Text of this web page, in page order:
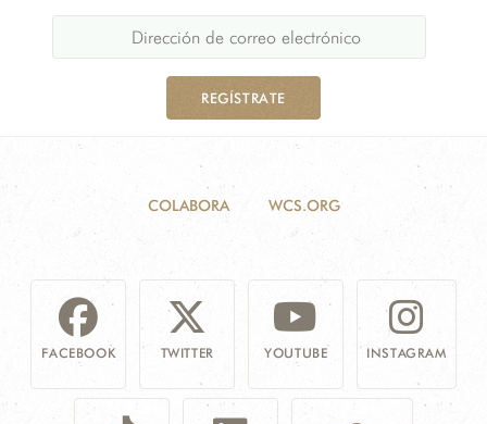
REGÍSTRATE
COLABORA WCS.ORG
FACEBOOK TWITTER YOUTUBE INSTAGRAM